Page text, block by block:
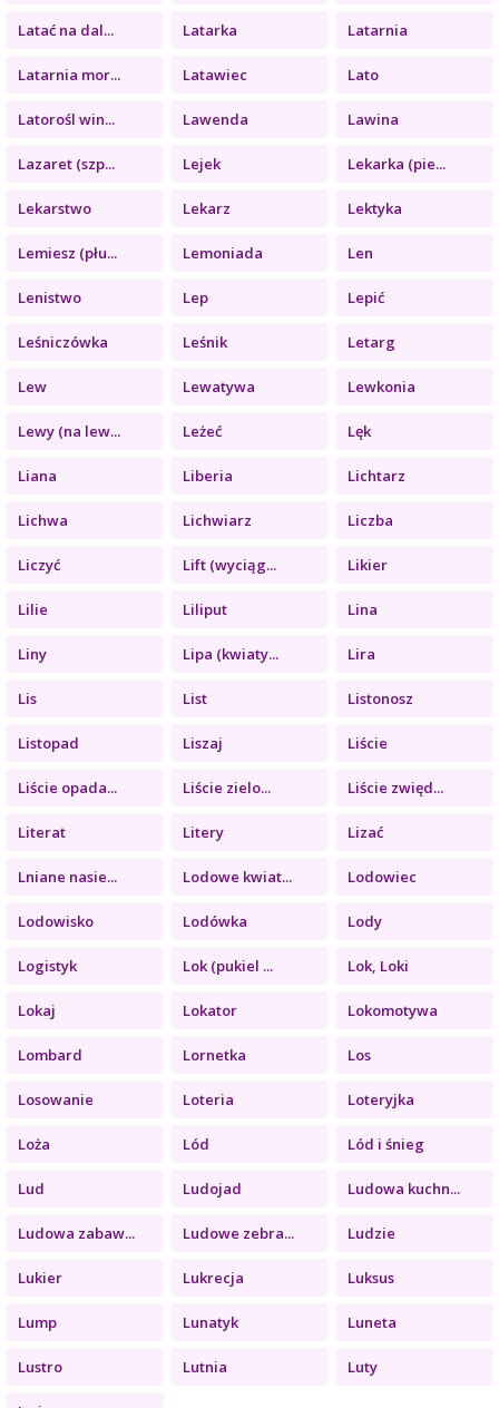
Latać na dal... Latarka Latarnia
Latarnia mor... Latawiec Lato
Latorośl win... Lawenda Lawina
Lazaret (szp... Lejek Lekarka (pie...
Lekarstwo Lekarz Lektyka
Lemiesz (płu... Lemoniada Len
Lenistwo Lep Lepić
Leśniczówka Leśnik Letarg
Lew Lewatywa Lewkonia
Lewy (na lew... Leżeć Lęk
Liana Liberia Lichtarz
Lichwa Lichwiarz Liczba
Liczyć Lift (wyciąg... Likier
Lilie Liliput Lina
Liny Lipa (kwiaty... Lira
Lis List Listonosz
Listopad Liszaj Liście
Liście opada... Liście zielo... Liście zwięd...
Literat Litery Lizać
Lniane nasie... Lodowe kwiat... Lodowiec
Lodowisko Lodówka Lody
Logistyk Lok (pukiel ... Lok, Loki
Lokaj Lokator Lokomotywa
Lombard Lornetka Los
Losowanie Loteria Loteryjka
Loża Lód Lód i śnieg
Lud Ludojad Ludowa kuchn...
Ludowa zabaw... Ludowe zebra... Ludzie
Lukier Lukrecja Luksus
Lump Lunatyk Luneta
Lustro Lutnia Luty